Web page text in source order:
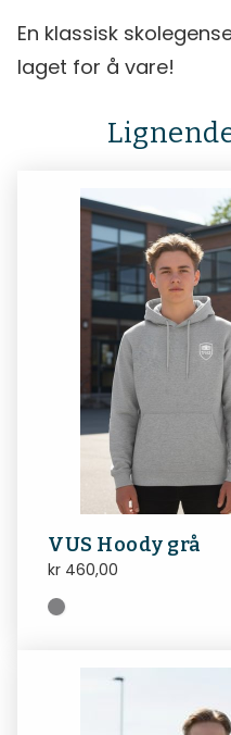
En klassisk
laget for å vare!
VUS Hoody grå
kr 460,00